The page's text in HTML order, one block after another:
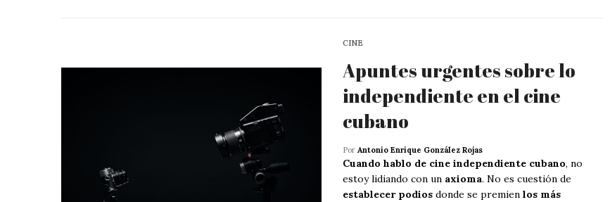
CINE
Apuntes urgentes sobre lo
independiente en el cine
cubano
Por Antonio Enrique González Rojas
Cuando hablo de cine independiente cubano, no
estoy lidiando con un axioma. No es cuestión de
establecer podios donde se premien los más